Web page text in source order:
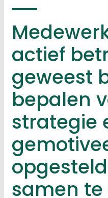
actief
geweest
bepalen
strategie
samen te